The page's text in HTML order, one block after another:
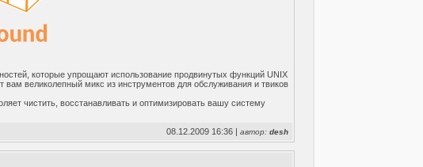
которые упрощают использование продвинутых функций UNIX
великолепный микс из инструментов для обслуживания и твиков
чистить, восстанавливать и оптимизировать вашу систему
08.12.2009 16:36 |автор:desh